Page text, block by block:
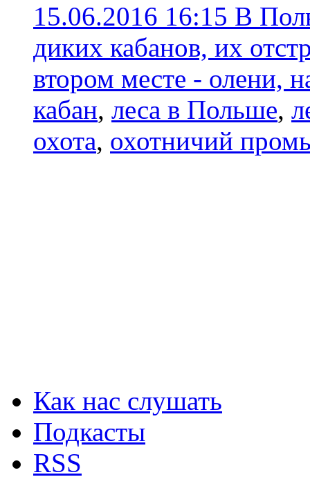
15.06.2016 16:15 В
диких кабанов, их
втором месте - олени,
кабан, леса в Польше,
охота, охотничий
Как нас слушать
Подкасты
RSS